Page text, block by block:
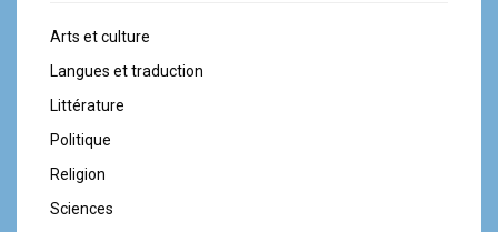
Arts et culture
Langues et traduction
Littérature
Politique
Religion
Sciences